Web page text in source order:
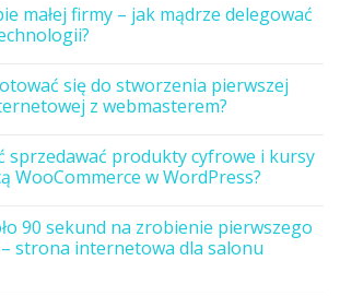
małej firmy – jak mądrze delegować
się do stworzenia pierwszej
z webmasterem?
sprzedawać produkty cyfrowe i kursy
WooCommerce w WordPress?
90 sekund na zrobienie pierwszego
strona internetowa dla salonu